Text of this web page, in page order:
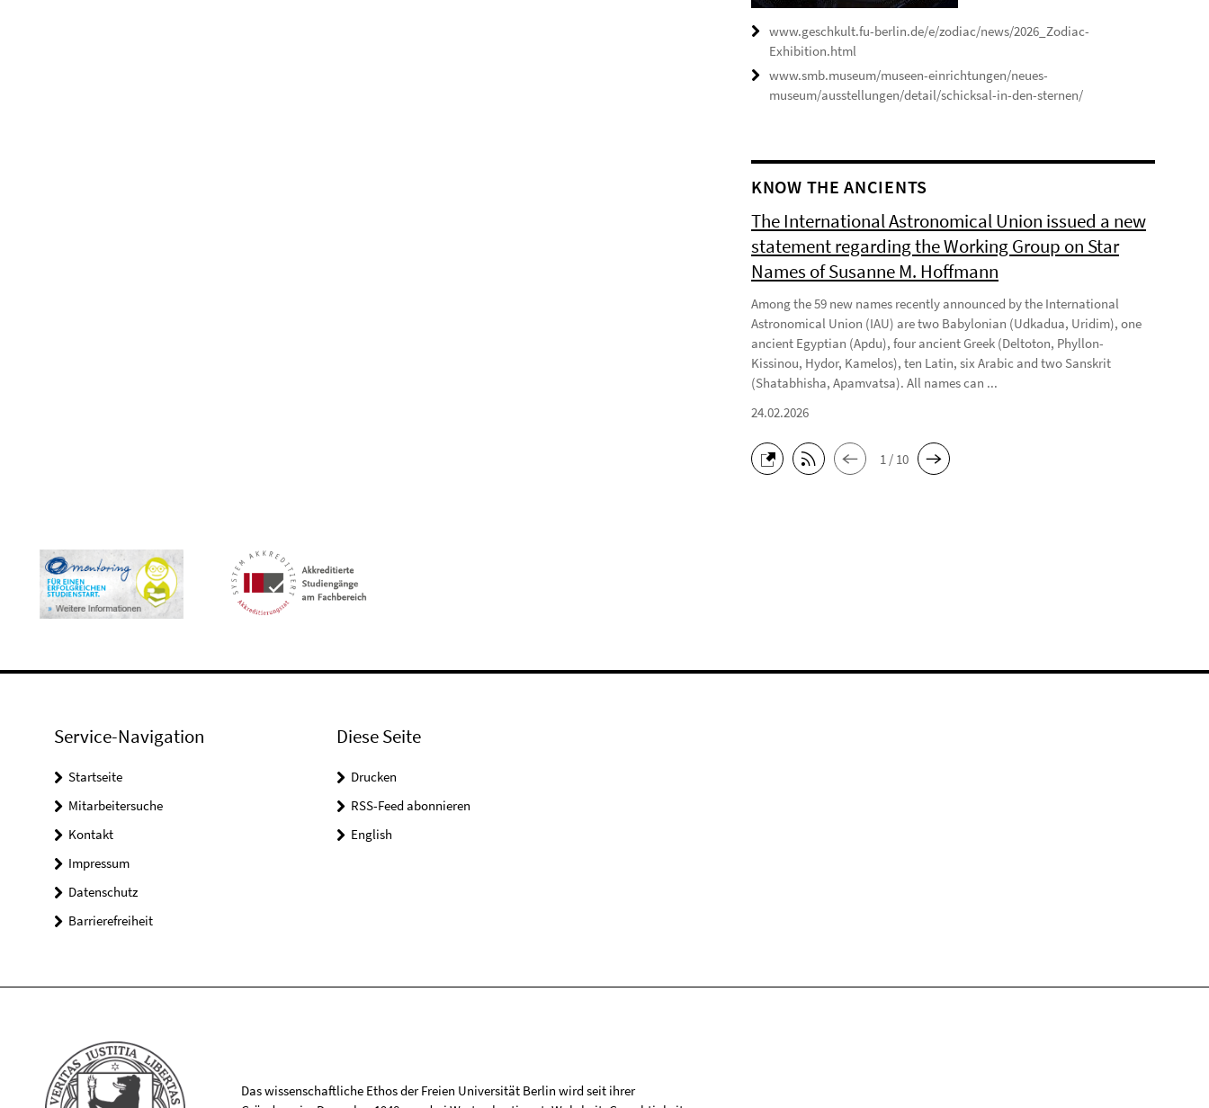
www.geschkult.fu-berlin.de/e/zodiac/news/2026_Zodiac-
Exhibition.html
www.smb.museum/museen-einrichtungen/neues-
museum/ausstellungen/detail/schicksal-in-den-sternen/
KNOW THE ANCIENTS
The International Astronomical Union issued a new
statement regarding the Working Group on Star
Names of Susanne M. Hoffmann
Among the 59 new names recently announced by the International
Astronomical Union (IAU) are two Babylonian (Udkadua, Uridim), one
ancient Egyptian (Apdu), four ancient Greek (Deltoton, Phyllon-
Kissinou, Hydor, Kamelos), ten Latin, six Arabic and two Sanskrit
(Shatabhisha, Apamvatsa). All names can ...
24.02.2026
1 / 10
Service-Navigation
Startseite
Mitarbeitersuche
Kontakt
Impressum
Datenschutz
Barrierefreiheit
Diese Seite
Drucken
RSS-Feed abonnieren
English
Das wissenschaftliche Ethos der Freien Universität Berlin wird seit ihrer